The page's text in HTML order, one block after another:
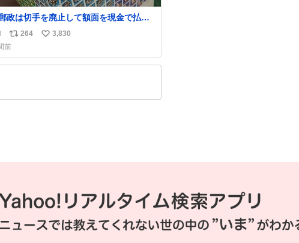
政は切手を廃止して額面を現金で払い
#日本郵政 @JapanPostHD_PR
リ
ポ
ス
264
い
ね
3,830
前